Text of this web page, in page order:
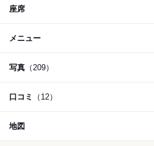
座席
メニュー
写真 （209）
口コミ （12）
地図